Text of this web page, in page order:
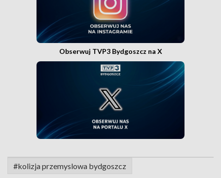
Obserwuj TVP3 Bydgoszcz na X
#kolizja przemyslowa bydgoszcz